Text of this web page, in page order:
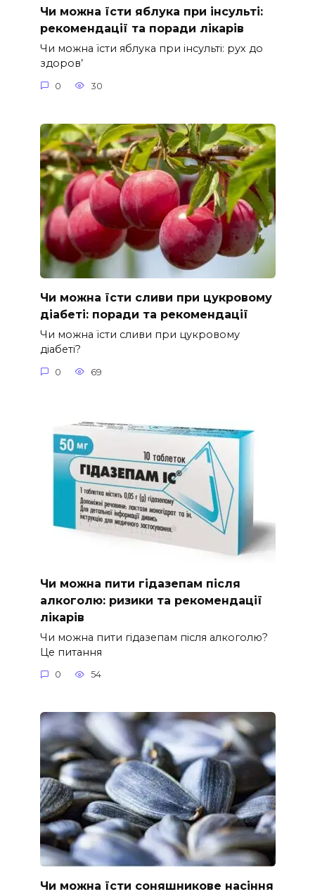
Чи можна їсти яблука при інсульті:
рекомендації та поради лікарів
Чи можна їсти яблука при інсульті: рух до
здоров’
0 30
Чи можна їсти сливи при цукровому
діабеті: поради та рекомендації
Чи можна їсти сливи при цукровому
діабеті?
0 69
Чи можна пити гідазепам після
алкоголю: ризики та рекомендації
лікарів
Чи можна пити гідазепам після алкоголю?
Це питання
0 54
Чи можна їсти соняшникове насіння